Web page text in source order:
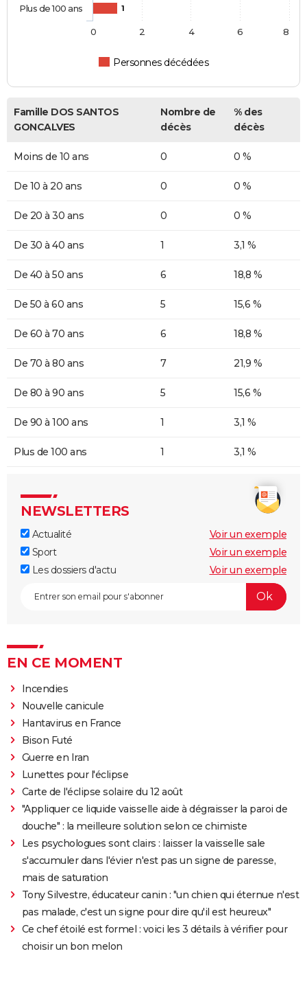
1
Personnes décédées
Plus de 100 ans
0 2 4 6 8
Famille DOS SANTOS
GONCALVES
Nombre de
décès
% des
décès
Moins de 10 ans 0 0 %
De 10 à 20 ans 0 0 %
De 20 à 30 ans 0 0 %
De 30 à 40 ans 1 3,1 %
De 40 à 50 ans 6 18,8 %
De 50 à 60 ans 5 15,6 %
De 60 à 70 ans 6 18,8 %
De 70 à 80 ans 7 21,9 %
De 80 à 90 ans 5 15,6 %
De 90 à 100 ans 1 3,1 %
Plus de 100 ans 1 3,1 %
NEWSLETTERS
Actualité
Voir un exemple
Sport
Voir un exemple
Les dossiers d'actu
Voir un exemple
EN CE MOMENT
Incendies
Nouvelle canicule
Hantavirus en France
Bison Futé
Guerre en Iran
Lunettes pour l'éclipse
Carte de l'éclipse solaire du 12 août
"Appliquer ce liquide vaisselle aide à dégraisser la paroi de
douche" : la meilleure solution selon ce chimiste
Les psychologues sont clairs : laisser la vaisselle sale
s'accumuler dans l'évier n'est pas un signe de paresse,
mais de saturation
Tony Silvestre, éducateur canin : "un chien qui éternue n'est
pas malade, c'est un signe pour dire qu'il est heureux"
Ce chef étoilé est formel : voici les 3 détails à vérifier pour
choisir un bon melon